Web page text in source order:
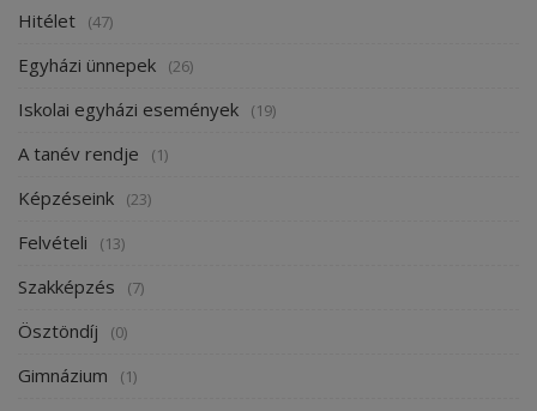
Hitélet (47)
Egyházi ünnepek (26)
Iskolai egyházi események (19)
A tanév rendje (1)
Képzéseink (23)
Felvételi (13)
Szakképzés (7)
Ösztöndíj (0)
Gimnázium (1)